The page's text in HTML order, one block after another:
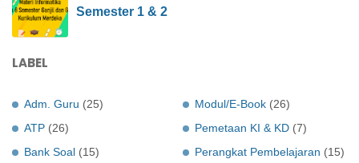
Semester 1 & 2
LABEL
Adm. Guru (25)
ATP (26)
Bank Soal (15)
Modul/E-Book (26)
Pemetaan KI & KD (7)
Perangkat Pembelajaran (15)